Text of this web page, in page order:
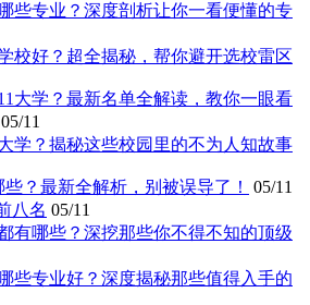
些专业？深度剖析让你一看便懂的专
校好？超全揭秘，帮你避开选校雷区
大学？最新名单全解读，教你一眼看
05/11
学？揭秘这些校园里的不为人知故事
？最新全解析，别被误导了！
05/11
八名 05/11
有哪些？深挖那些你不得不知的顶级
些专业好？深度揭秘那些值得入手的